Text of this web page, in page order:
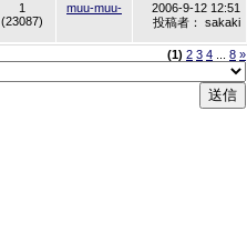
1
(23087)
muu-muu-
2006-9-12 12:51
投稿者： sakaki
(1) 2 3 4 8 »